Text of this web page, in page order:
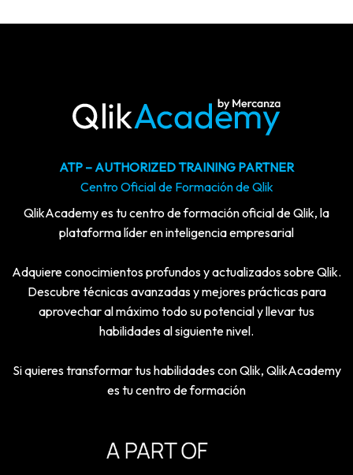
ATP – AUTHORIZED TRAINING PARTNER
Centro Oficial de Formación de Qlik
QlikAcademy es tu centro de formación oficial de Qlik, la
plataforma líder en inteligencia empresarial
Adquiere conocimientos profundos y actualizados sobre Qlik.
Descubre técnicas avanzadas y mejores prácticas para
aprovechar al máximo todo su potencial y llevar tus
habilidades al siguiente nivel.
Si quieres transformar tus habilidades con Qlik, QlikAcademy
es tu centro de formación